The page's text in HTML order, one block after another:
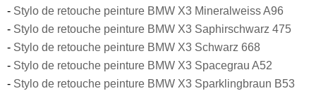
- Stylo de retouche peinture BMW X3 Mineralweiss A96
- Stylo de retouche peinture BMW X3 Saphirschwarz 475
- Stylo de retouche peinture BMW X3 Schwarz 668
- Stylo de retouche peinture BMW X3 Spacegrau A52
- Stylo de retouche peinture BMW X3 Sparklingbraun B53